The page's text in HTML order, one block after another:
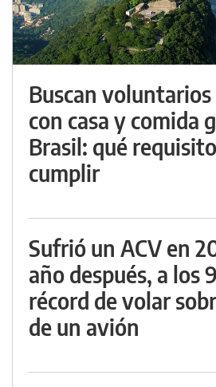
Buscan
con casa y comida
Brasil: qué
cumplir
Sufrió un ACV en
año después, a los
récord de volar
de un avión